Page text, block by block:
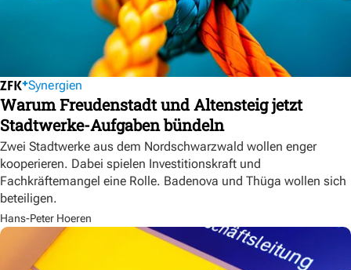
Synergien
Warum Freudenstadt und Altensteig jetzt
Stadtwerke-Aufgaben bündeln
Zwei Stadtwerke aus dem Nordschwarzwald wollen enger
kooperieren. Dabei spielen Investitionskraft und
Fachkräftemangel eine Rolle. Badenova und Thüga wollen sich
beteiligen.
Hans-Peter Hoeren